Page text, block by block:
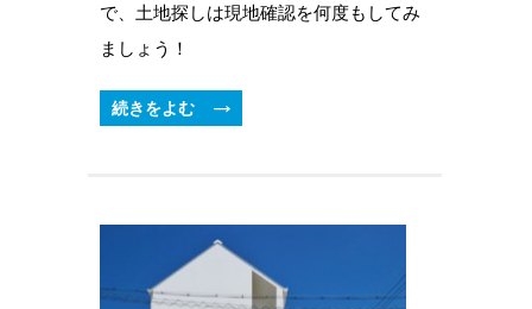
で、土地探しは現地確認を何度もしてみ
ましょう！
続きをよむ